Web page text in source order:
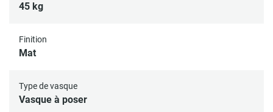
45 kg
Finition
Mat
Type de vasque
Vasque à poser